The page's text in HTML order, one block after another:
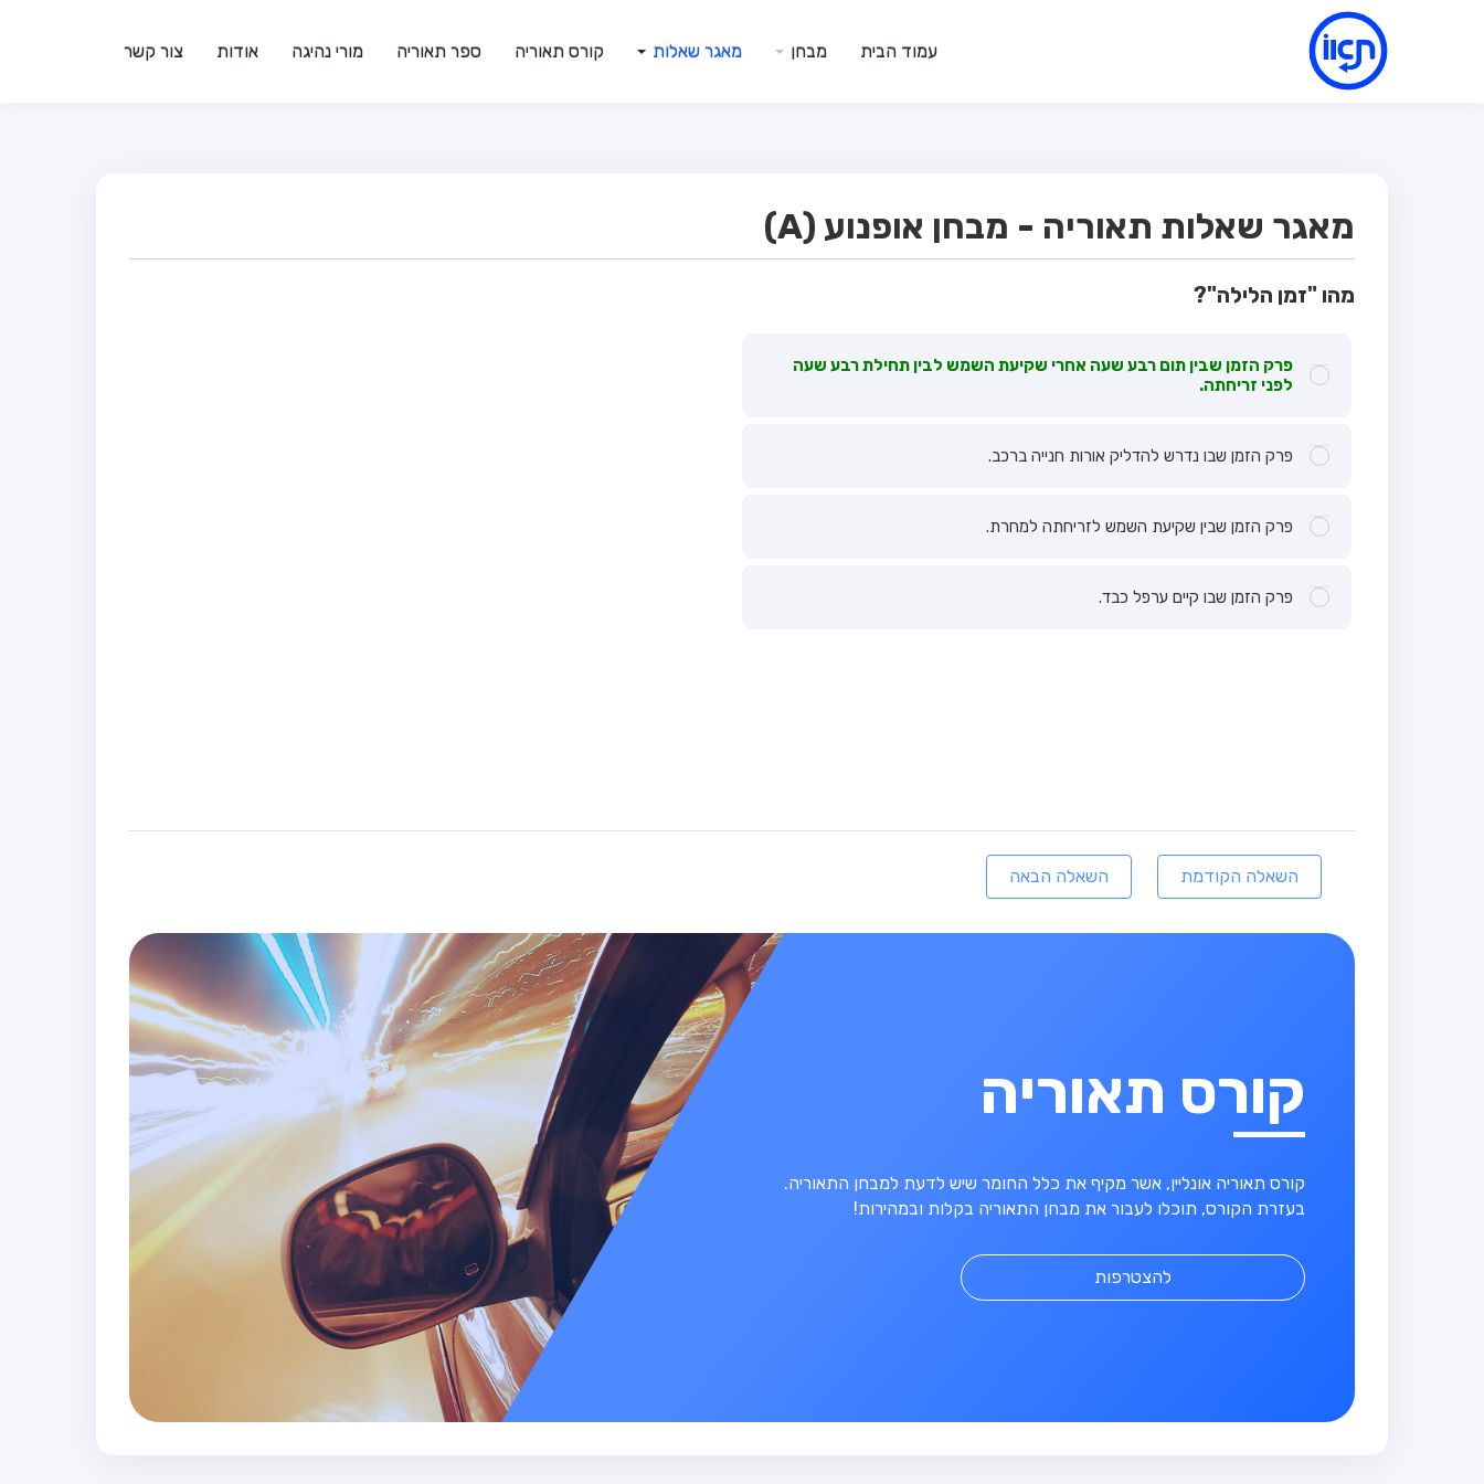
עמוד הבית מבחן מאגר שאלות קורס תאוריה ספר תאוריה מורי נהיגה אודות צור קשר
מאגר שאלות תאוריה - מבחן אופנוע (A)
מהו "זמן הלילה"?
פרק הזמן שבין תום רבע שעה אחרי שקיעת השמש לבין תחילת רבע שעה
לפני זריחתה.
פרק הזמן שבו נדרש להדליק אורות חנייה ברכב.
פרק הזמן שבין שקיעת השמש לזריחתה למחרת.
פרק הזמן שבו קיים ערפל כבד.
השאלה הקודמת השאלה הבאה
קורס תאוריה
קורס תאוריה אונליין, אשר מקיף את כלל החומר שיש לדעת למבחן התאוריה.
בעזרת הקורס, תוכלו לעבור את מבחן התאוריה בקלות ובמהירות!
להצטרפות